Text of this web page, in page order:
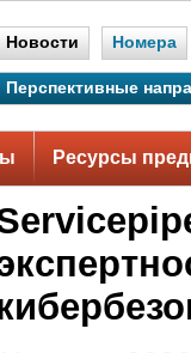
Новости Номера
Перспективные
Ресурсы